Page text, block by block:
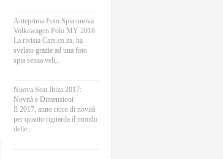
Anteprima Foto Spia nuova
Volkswagen Polo MY 2018
La rivista Cars.co.za, ha
svelato grazie ad una foto
spia senza veli,..
Nuova Seat Ibiza 2017:
Novità e Dimensioni
Il 2017, anno ricco di novità
per quanto riguarda il mondo
delle..